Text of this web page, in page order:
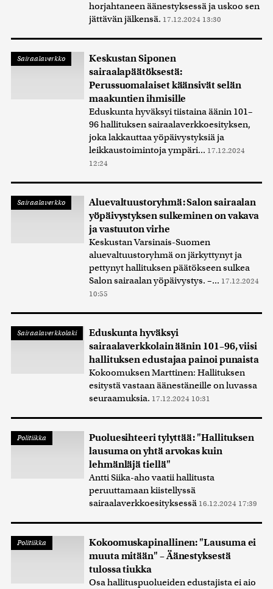
horjahtaneen äänestyksessä ja uskoo sen
jättävän jälkensä. 17.12.2024 13:30
Sairaalaverkko
Keskustan Siponen
sairaalapäätöksestä:
Perussuomalaiset käänsivät selän
maakuntien ihmisille
Eduskunta hyväksyi tiistaina äänin 101–
96 hallituksen sairaalaverkkoesityksen,
joka lakkauttaa yöpäivystyksiä ja
leikkaustoimintoja ympäri... 17.12.2024
12:24
Sairaalaverkko
Aluevaltuustoryhmä: Salon sairaalan
yöpäivystyksen sulkeminen on vakava
ja vastuuton virhe
Keskustan Varsinais-Suomen
aluevaltuustoryhmä on järkyttynyt ja
pettynyt hallituksen päätökseen sulkea
Salon sairaalan yöpäivystys. –... 17.12.2024
10:55
Sairaalaverkkolaki
Eduskunta hyväksyi
sairaalaverkkolain äänin 101–96, viisi
hallituksen edustajaa painoi punaista
Kokoomuksen Marttinen: Hallituksen
esitystä vastaan äänestäneille on luvassa
seuraamuksia. 17.12.2024 10:31
Politiikka
Puoluesihteeri tylyttää: "Hallituksen
lausuma on yhtä arvokas kuin
lehmänläjä tiellä"
Antti Siika-aho vaatii hallitusta
peruuttamaan kiistellyssä
sairaalaverkkoesityksessä 16.12.2024 17:39
Politiikka
Kokoomuskapinallinen: "Lausuma ei
muuta mitään" – Äänestyksestä
tulossa tiukka
Osa hallituspuolueiden edustajista ei aio